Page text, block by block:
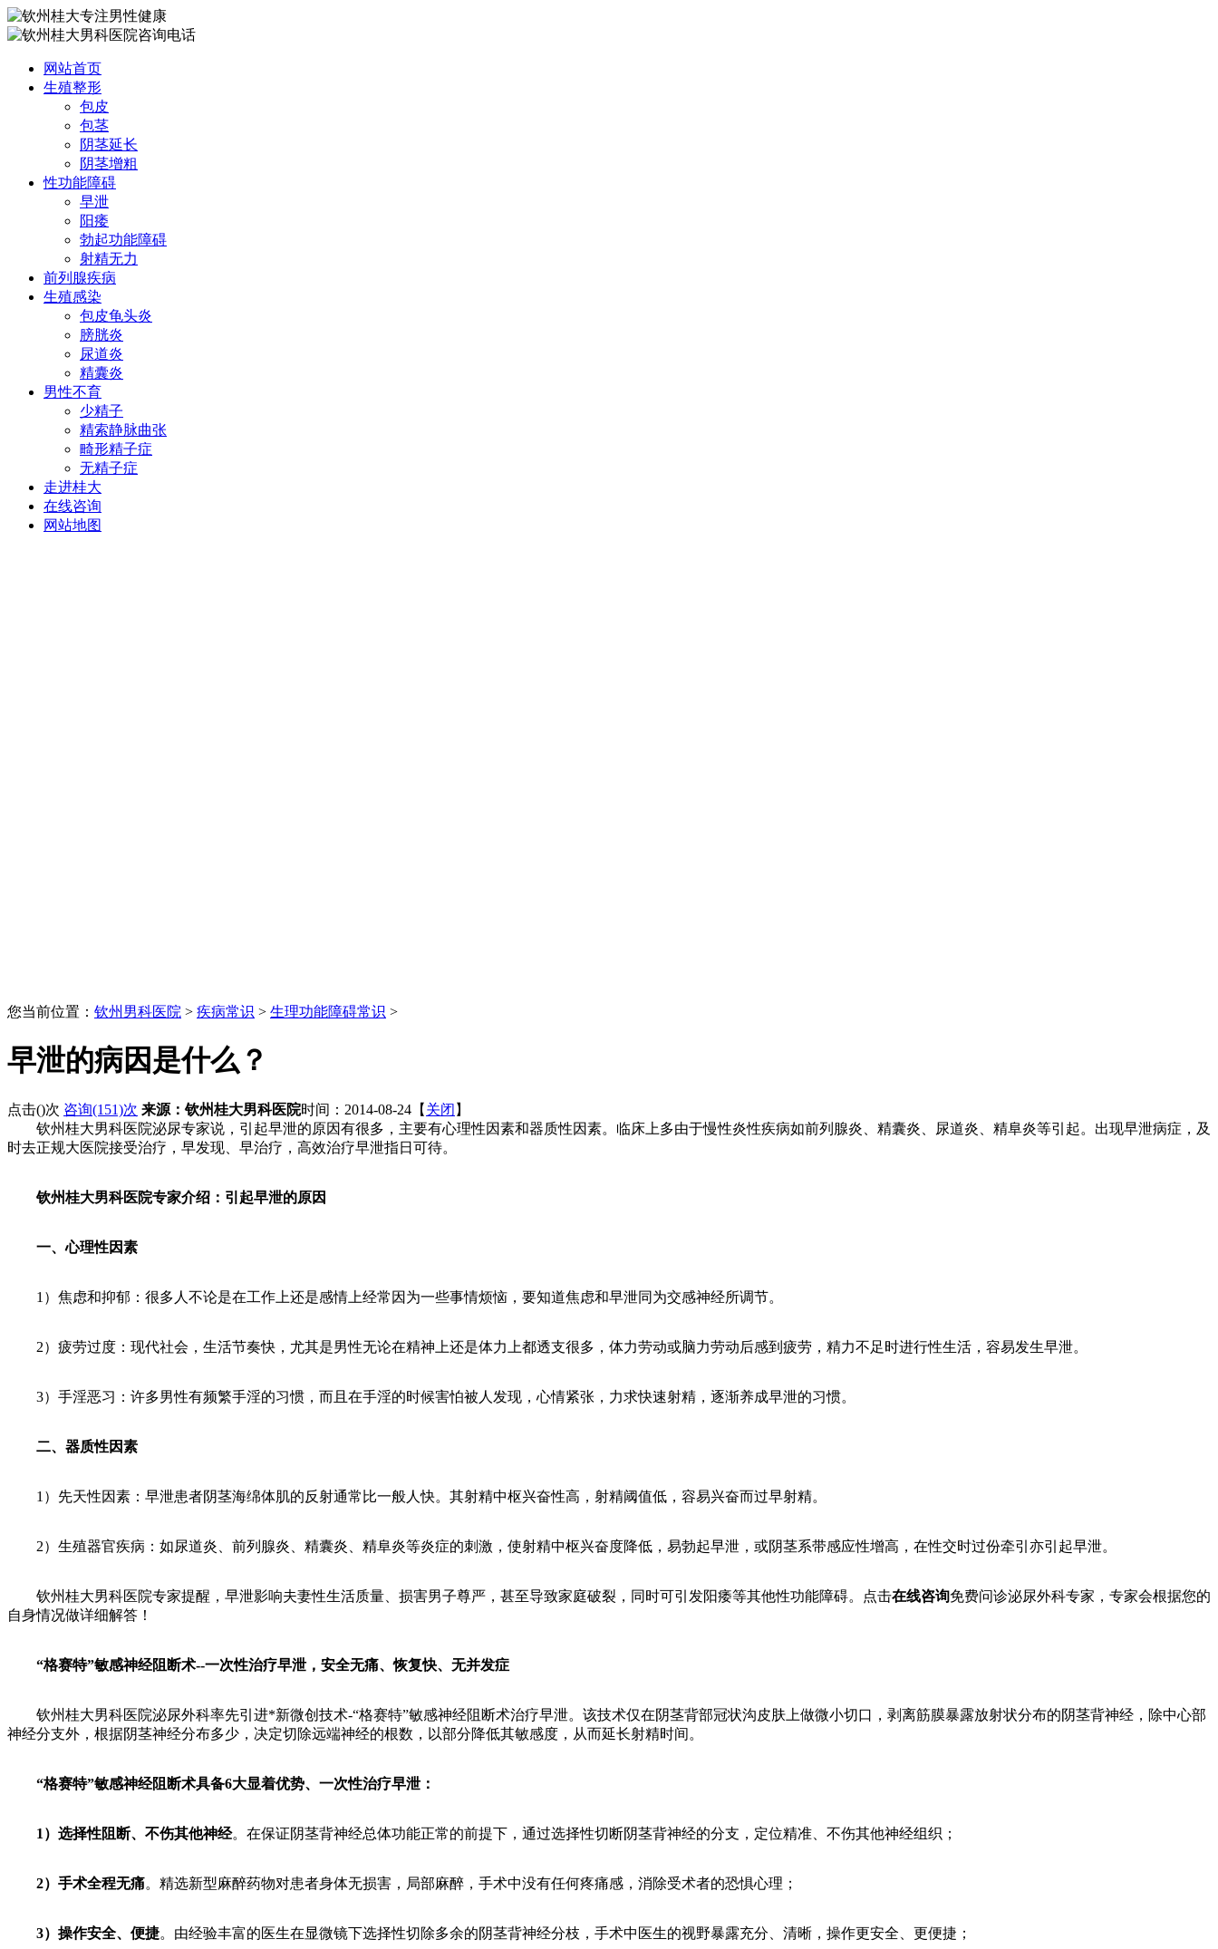
网站首页
生殖整形
包皮
包茎
阴茎延长
阴茎增粗
性功能障碍
早泄
阳痿
勃起功能障碍
射精无力
前列腺疾病
生殖感染
包皮龟头炎
膀胱炎
尿道炎
精囊炎
男性不育
少精子
精索静脉曲张
畸形精子症
无精子症
走进桂大
在线咨询
网站地图
您当前位置： 钦州男科医院 > 疾病常识 > 生理功能障碍常识 >
早泄的病因是什么？
点击()次 咨询(151)次 来源：钦州桂大男科医院时间：2014-08-24【 关闭 】
钦州桂大男科医院泌尿专家说，引起早泄的原因有很多，主要有心理性因素和器质性因素。临床上多由于慢性炎性疾病如前列腺炎、精囊炎、尿道炎、精阜炎等引起。出现早泄病症，及
时去正规大医院接受治疗，早发现、早治疗，高效治疗早泄指日可待。
钦州桂大男科医院专家介绍：引起早泄的原因
一、心理性因素
1）焦虑和抑郁：很多人不论是在工作上还是感情上经常因为一些事情烦恼，要知道焦虑和早泄同为交感神经所调节。
2）疲劳过度：现代社会，生活节奏快，尤其是男性无论在精神上还是体力上都透支很多，体力劳动或脑力劳动后感到疲劳，精力不足时进行性生活，容易发生早泄。
3）手淫恶习：许多男性有频繁手淫的习惯，而且在手淫的时候害怕被人发现，心情紧张，力求快速射精，逐渐养成早泄的习惯。
二、器质性因素
1）先天性因素：早泄患者阴茎海绵体肌的反射通常比一般人快。其射精中枢兴奋性高，射精阈值低，容易兴奋而过早射精。
2）生殖器官疾病：如尿道炎、前列腺炎、精囊炎、精阜炎等炎症的刺激，使射精中枢兴奋度降低，易勃起早泄，或阴茎系带感应性增高，在性交时过份牵引亦引起早泄。
钦州桂大男科医院专家提醒，早泄影响夫妻性生活质量、损害男子尊严，甚至导致家庭破裂，同时可引发阳痿等其他性功能障碍。点击在线咨询免费问诊泌尿外科专家，专家会根据您的
自身情况做详细解答！
“格赛特”敏感神经阻断术--一次性治疗早泄，安全无痛、恢复快、无并发症
钦州桂大男科医院泌尿外科率先引进*新微创技术-“格赛特”敏感神经阻断术治疗早泄。该技术仅在阴茎背部冠状沟皮肤上做微小切口，剥离筋膜暴露放射状分布的阴茎背神经，除中心部
神经分支外，根据阴茎神经分布多少，决定切除远端神经的根数，以部分降低其敏感度，从而延长射精时间。
“格赛特”敏感神经阻断术具备6大显着优势、一次性治疗早泄：
1）选择性阻断、不伤其他神经。在保证阴茎背神经总体功能正常的前提下，通过选择性切断阴茎背神经的分支，定位精准、不伤其他神经组织；
2）手术全程无痛。精选新型麻醉药物对患者身体无损害，局部麻醉，手术中没有任何疼痛感，消除受术者的恐惧心理；
3）操作安全、便捷。由经验丰富的医生在显微镜下选择性切除多余的阴茎背神经分枝，手术中医生的视野暴露充分、清晰，操作更安全、更便捷；